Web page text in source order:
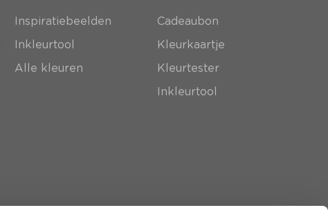
Inspiratiebeelden
Inkleurtool
Alle kleuren
Cadeaubon
Kleurkaartje
Kleurtester
Inkleurtool